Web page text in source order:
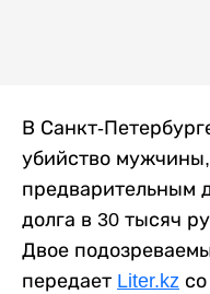
В Санкт-
убийство
предварительным
долга в 30 тысяч
Двое
передает Liter.kz